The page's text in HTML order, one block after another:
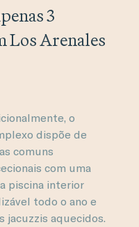
3
Los Arenales
o
dispõe de
comuns
com uma
piscina interior
todo o ano e
jacuzzis aquecidos.